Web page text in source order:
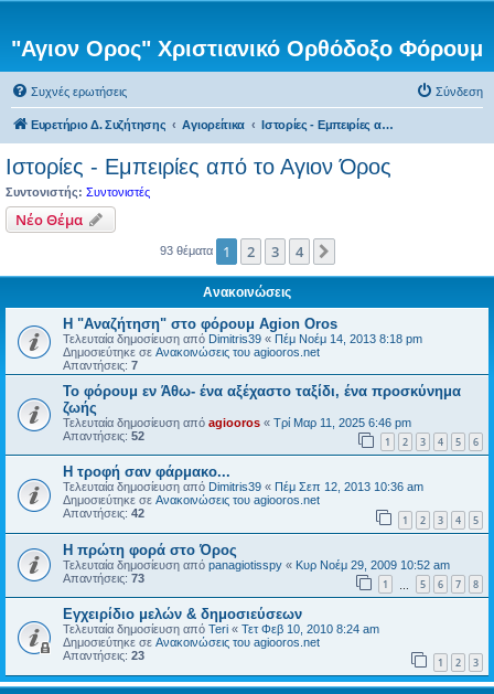
"Αγιον Ορος" Χριστιανικό Ορθόδοξο Φόρουμ
Συχνές ερωτήσεις Σύνδεση
Ευρετήριο Δ. Συζήτησης Αγιορείτικα Ιστορίες - Εμπειρίες από το Αγιον Όρος
Ιστορίες - Εμπειρίες από το Αγιον Όρος
Συντονιστής: Συντονιστές
Νέο Θέμα
93 θέματα 1 2 3 4
Ανακοινώσεις
Η "Αναζήτηση" στο φόρουμ Agion Oros
Τελευταία δημοσίευση από Dimitris39 « Πέμ Νοέμ 14, 2013 8:18 pm
Δημοσιεύτηκε σε Ανακοινώσεις του agiooros.net
Απαντήσεις: 7
Το φόρουμ εν Άθω- ένα αξέχαστο ταξίδι, ένα προσκύνημα
ζωής
Τελευταία δημοσίευση από agiooros « Τρί Μαρ 11, 2025 6:46 pm
Απαντήσεις: 52 1 2 3 4 5 6
H τροφή σαν φάρμακο...
Τελευταία δημοσίευση από Dimitris39 « Πέμ Σεπ 12, 2013 10:36 am
Δημοσιεύτηκε σε Ανακοινώσεις του agiooros.net
Απαντήσεις: 42 1 2 3 4 5
Η πρώτη φορά στο Όρος
Τελευταία δημοσίευση από panagiotisspy « Κυρ Νοέμ 29, 2009 10:52 am
Απαντήσεις: 73 1 5 6 7 8
Εγχειρίδιο μελών & δημοσιεύσεων
Τελευταία δημοσίευση από Teri « Τετ Φεβ 10, 2010 8:24 am
Δημοσιεύτηκε σε Ανακοινώσεις του agiooros.net
Απαντήσεις: 23 1 2 3